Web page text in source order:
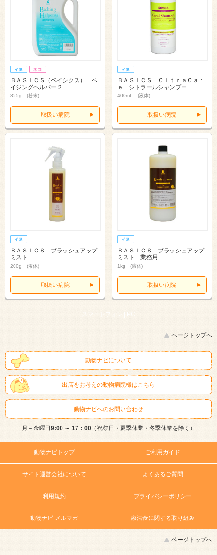
ＢＡＳＩＣＳ（ベイシクス） ベ
イジングヘルパー２
825g (粉末)
取扱い病院
ＢＡＳＩＣＳ ＣｉｔｒａＣａｒ
ｅ シトラールシャンプー
400mL (液体)
取扱い病院
ＢＡＳＩＣＳ ブラッシュアップ
ミスト
200g (液体)
取扱い病院
ＢＡＳＩＣＳ ブラッシュアップ
ミスト 業務用
1kg (液体)
取扱い病院
スマートフォン | PC
ページトップへ
動物ナビについて
出店をお考えの動物病院様はこちら
動物ナビへのお問い合わせ
月～金曜日9:00 ～ 17：00（祝祭日・夏季休業・冬季休業を除く）
動物ナビトップ ご利用ガイド
サイト運営会社について よくあるご質問
利用規約 プライバシーポリシー
動物ナビ メルマガ 療法食に関する取り組み
ページトップへ